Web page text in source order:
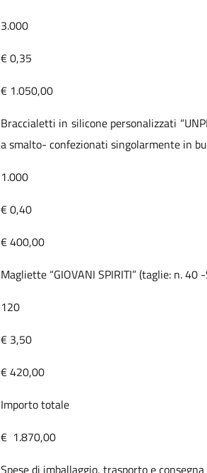
3.000
€ 0,35
€ 1.050,00
Braccialetti in silicone personalizzati
a smalto- confezionati singolarmente in
1.000
€ 0,40
€ 400,00
Magliette “GIOVANI SPIRITI” (taglie: n.
120
€ 3,50
€ 420,00
Importo totale
€ 1.870,00
Spese di imballaggio, trasporto e